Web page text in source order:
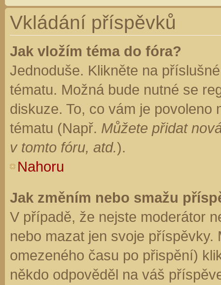
Vkládání příspěvků
Jak vložím téma do fóra?
Jednoduše. Klikněte na
tématu. Možná bude nutné se
diskuze. To, co vám je
tématu (Např. Můžete přidat
v tomto fóru, atd.).
Nahoru
Jak změním nebo smažu
V případě, že nejste moderátor
nebo mazat jen svoje
omezeného času po přispění)
někdo odpověděl na váš